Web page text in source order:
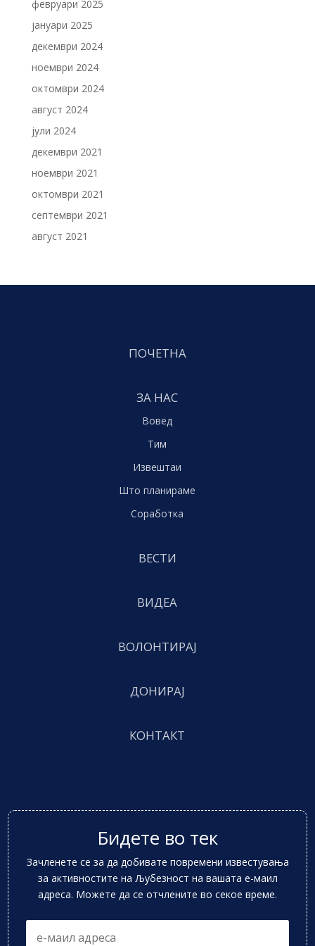
февруари 2025
јануари 2025
декември 2024
ноември 2024
октомври 2024
август 2024
јули 2024
декември 2021
ноември 2021
октомври 2021
септември 2021
август 2021
ПОЧЕТНА
ЗА НАС
Вовед
Тим
Извештаи
Што планираме
Соработка
ВЕСТИ
ВИДЕА
ВОЛОНТИРАЈ
ДОНИРАЈ
КОНТАКТ
Бидете во тек
Зачленете се за да добивате повремени известувања
за активностите на Љубезност на вашата е-маил
адреса. Можете да се отчлените во секое време.